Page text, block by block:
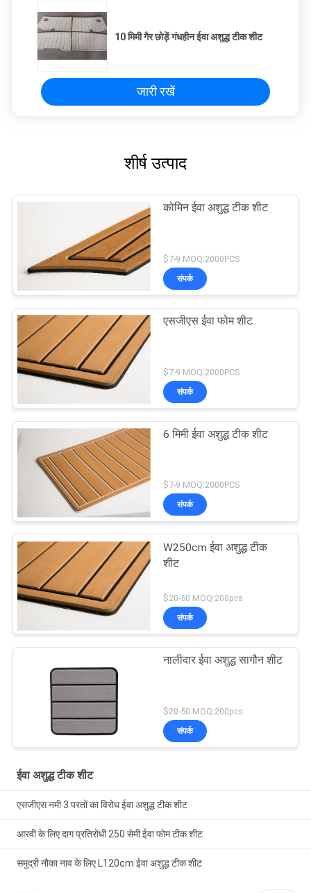
10 मिमी गैर छोड़ें गंधहीन ईवा अशुद्ध टीक शीट
जारी रखें
शीर्ष उत्पाद
कोमिन ईवा अशुद्ध टीक शीट
$7-9 MOQ:2000PCS
संपर्क
एसजीएस ईवा फोम शीट
$7-9 MOQ:2000PCS
संपर्क
6 मिमी ईवा अशुद्ध टीक शीट
$7-9 MOQ:2000PCS
संपर्क
W250cm ईवा अशुद्ध टीक
शीट
$20-50 MOQ:200pcs
संपर्क
नालीदार ईवा अशुद्ध सागौन शीट
$20-50 MOQ:200pcs
संपर्क
ईवा अशुद्ध टीक शीट
एसजीएस नमी 3 परतों का विरोध ईवा अशुद्ध टीक शीट
आरवी के लिए दाग प्रतिरोधी 250 सेमी ईवा फोम टीक शीट
समुद्री नौका नाव के लिए L120cm ईवा अशुद्ध टीक शीट